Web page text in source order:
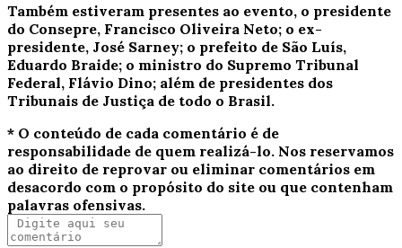
Também estiveram presentes ao evento, o presidente
do Consepre, Francisco Oliveira Neto; o ex-
presidente, José Sarney; o prefeito de São Luís,
Eduardo Braide; o ministro do Supremo Tribunal
Federal, Flávio Dino; além de presidentes dos
Tribunais de Justiça de todo o Brasil.
* O conteúdo de cada comentário é de
responsabilidade de quem realizá-lo. Nos reservamos
ao direito de reprovar ou eliminar comentários em
desacordo com o propósito do site ou que contenham
palavras ofensivas.